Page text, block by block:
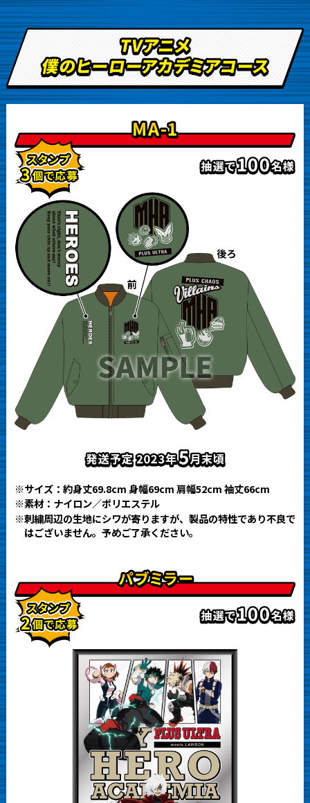
※サイズ：約身丈69.8cm 身幅69cm 肩幅52cm 袖丈66cm
※素材：ナイロン／ポリエステル
※刺繍周辺の生地にシワが寄りますが、製品の特性であり不良で
はございません。予めご了承ください。